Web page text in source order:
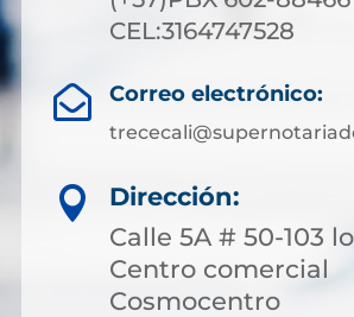
CEL:3164747528
 Correo electrónico:

Dirección:
Calle 5A # 50-103
Centro comercial
Cosmocentro